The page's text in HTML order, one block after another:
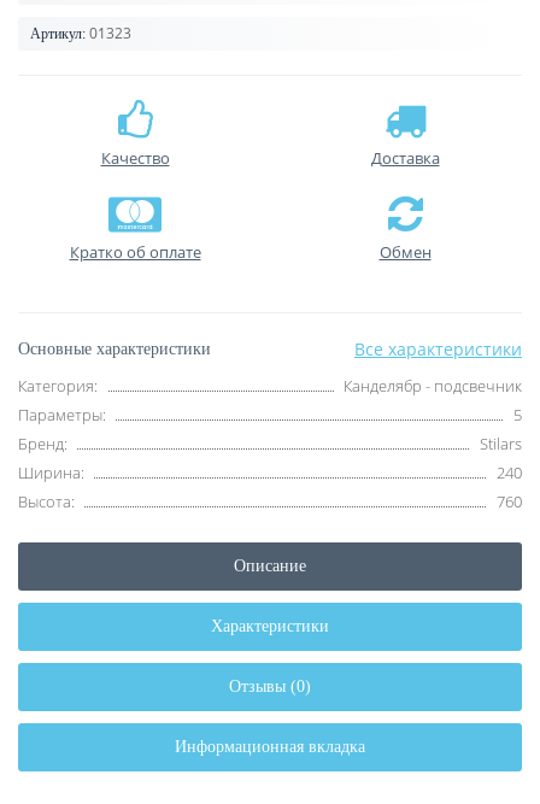
Артикул: 01323
Качество Доставка
Кратко об оплате Обмен
Основные характеристики Все характеристики
Категория:
Канделябр - подсвечник
Параметры:
5
Бренд:
Stilars
Ширина:
240
Высота:
760
Описание
Характеристики
Отзывы (0)
Информационная вкладка